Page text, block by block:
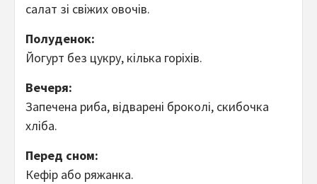
салат зі свіжих овочів.
Полуденок:
Йогурт без цукру, кілька горіхів.
Вечеря:
Запечена риба, відварені броколі, скибочка
хліба.
Перед сном:
Кефір або ряжанка.